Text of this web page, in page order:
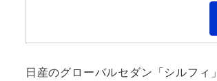
日産のグローバルセダン「シルフィ